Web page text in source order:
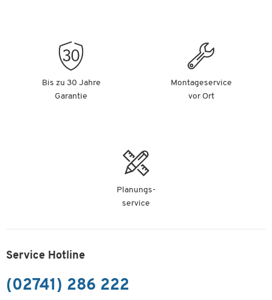
Bis zu 30 Jahre
Garantie
Montageservice
vor Ort
Planungs-
service
Service Hotline
(02741) 286 222